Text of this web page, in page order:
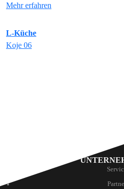
Mehr erfahren
L-Küche
Koje 06